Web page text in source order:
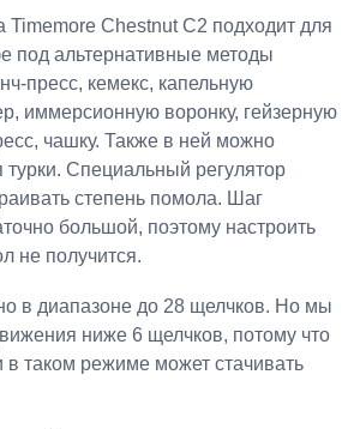
Timemore Chestnut C2 подходит для
под альтернативные методы
пресс, кемекс, капельную
иммерсионную воронку, гейзерную
чашку. Также в ней можно
турки. Специальный регулятор
степень помола. Шаг
большой, поэтому настроить
не получится.
в диапазоне до 28 щелчков. Но мы
ниже 6 щелчков, потому что
в таком режиме может стачивать